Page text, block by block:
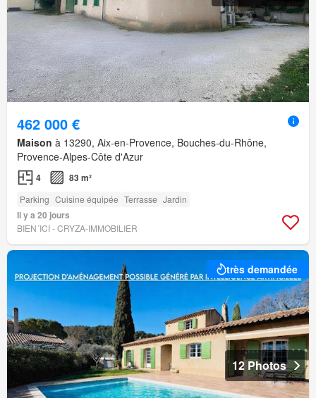
462 000 €
Maison à 13290, Aix-en-Provence, Bouches-du-Rhône,
Provence-Alpes-Côte d'Azur
4 83 m²
Parking Cuisine équipée Terrasse Jardin
Il y a 20 jours
BIEN´ICI - CRYZA-IMMOBILIER
très demandée
12 Photos